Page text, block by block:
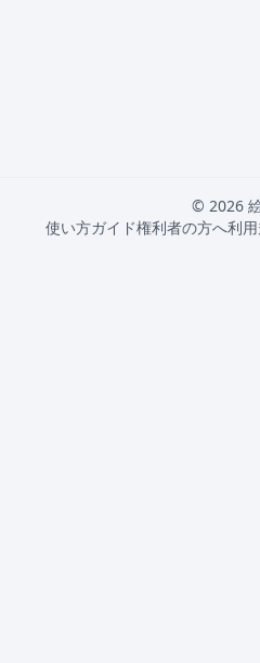
© 2026
使い方ガイド権利者の方へ利